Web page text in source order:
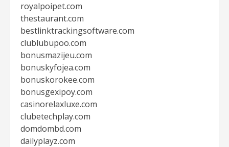
royalpoipet.com
thestaurant.com
bestlinktrackingsoftware.com
clublubupoo.com
bonusmazijeu.com
bonuskyfojea.com
bonuskorokee.com
bonusgexipoy.com
casinorelaxluxe.com
clubetechplay.com
domdombd.com
dailyplayz.com